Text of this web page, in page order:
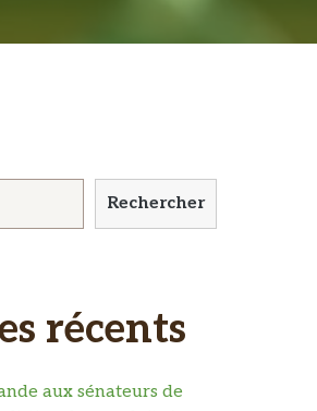
Rechercher
récents
aux sénateurs de